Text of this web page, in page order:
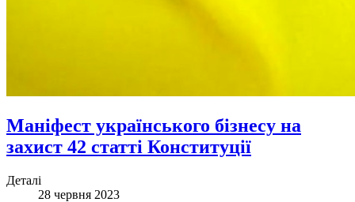
Маніфест українського бізнесу на
захист 42 статті Конституції
Деталі
28 червня 2023